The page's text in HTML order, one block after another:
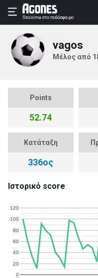
Stoixima στο ποδόσφαιρο
vagos
Μέλος από
Points
52.74
Κατάταξη
336ος
Ιστορικό score
0
20
40
60
80
100
120